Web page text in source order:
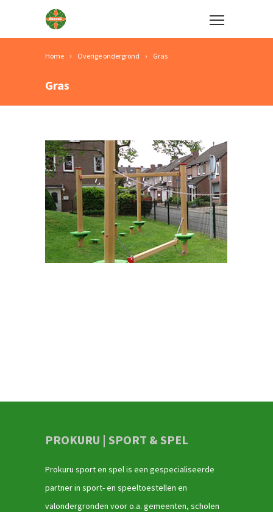
Home Overige ondergrond Gras
Gras
PROKURU | SPORT & SPEL
Prokuru sport en spel is een gespecialiseerde
partner in sport- en speeltoestellen en
valondergronden voor o.a. gemeenten, scholen